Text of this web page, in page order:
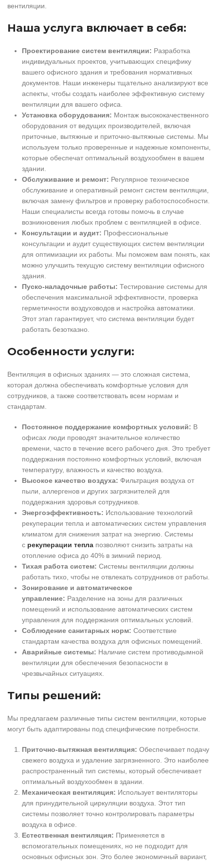
вентиляции.
Наша услуга включает в себя:
Проектирование систем вентиляции: Разработка
индивидуальных проектов, учитывающих специфику
вашего офисного здания и требования нормативных
документов. Наши инженеры тщательно анализируют все
аспекты, чтобы создать наиболее эффективную систему
вентиляции для вашего офиса.
Установка оборудования: Монтаж высококачественного
оборудования от ведущих производителей, включая
приточные, вытяжные и приточно-вытяжные системы. Мы
используем только проверенные и надежные компоненты,
которые обеспечат оптимальный воздухообмен в вашем
здании.
Обслуживание и ремонт: Регулярное техническое
обслуживание и оперативный ремонт систем вентиляции,
включая замену фильтров и проверку работоспособности.
Наши специалисты всегда готовы помочь в случае
возникновения любых проблем с вентиляцией в офисе.
Консультации и аудит: Профессиональные
консультации и аудит существующих систем вентиляции
для оптимизации их работы. Мы поможем вам понять, как
можно улучшить текущую систему вентиляции офисного
здания.
Пуско-наладочные работы: Тестирование системы для
обеспечения максимальной эффективности, проверка
герметичности воздуховодов и настройка автоматики.
Этот этап гарантирует, что система вентиляции будет
работать безотказно.
Особенности услуги:
Вентиляция в офисных зданиях — это сложная система,
которая должна обеспечивать комфортные условия для
сотрудников, а также соответствовать всем нормам и
стандартам.
Постоянное поддержание комфортных условий: В
офисах люди проводят значительное количество
времени, часто в течение всего рабочего дня. Это требует
поддержания постоянно комфортных условий, включая
температуру, влажность и качество воздуха.
Высокое качество воздуха: Фильтрация воздуха от
пыли, аллергенов и других загрязнителей для
поддержания здоровья сотрудников.
Энергоэффективность: Использование технологий
рекуперации тепла и автоматических систем управления
климатом для снижения затрат на энергию. Системы
с рекуперации тепла позволяют снизить затраты на
отопление офиса до 40% в зимний период.
Тихая работа систем: Системы вентиляции должны
работать тихо, чтобы не отвлекать сотрудников от работы.
Зонирование и автоматическое
управление: Разделение на зоны для различных
помещений и использование автоматических систем
управления для поддержания оптимальных условий.
Соблюдение санитарных норм: Соответствие
стандартам качества воздуха для офисных помещений.
Аварийные системы: Наличие систем противодымной
вентиляции для обеспечения безопасности в
чрезвычайных ситуациях.
Типы решений:
Мы предлагаем различные типы систем вентиляции, которые
могут быть адаптированы под специфические потребности.
Приточно-вытяжная вентиляция: Обеспечивает подачу
свежего воздуха и удаление загрязненного. Это наиболее
распространенный тип системы, который обеспечивает
оптимальный воздухообмен в здании.
Механическая вентиляция: Использует вентиляторы
для принудительной циркуляции воздуха. Этот тип
системы позволяет точно контролировать параметры
воздуха в офисе.
Естественная вентиляция: Применяется в
вспомогательных помещениях, но не подходит для
основных офисных зон. Это более экономичный вариант,